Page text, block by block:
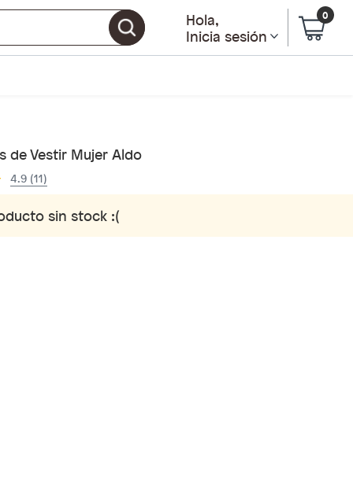
Hola,
Inicia sesión
0
de Vestir Mujer Aldo
4.9 (11)
sin stock :(